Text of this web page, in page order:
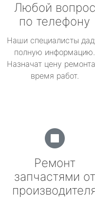
Любой вопрос
по телефону
Наши специалисты
полную информацию.
Назначат цену
время работ.
Ремонт
запчастями от